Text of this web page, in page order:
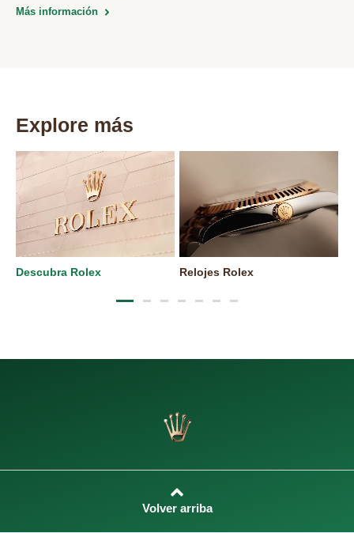
Más información
Explore más
Descubra Rolex Relojes Rolex